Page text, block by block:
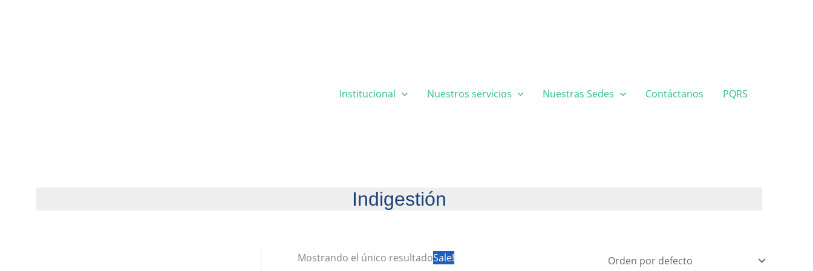
Institucional Nuestros servicios Nuestras Sedes Contáctanos PQRS
Indigestión
Mostrando el único resultadoSale!